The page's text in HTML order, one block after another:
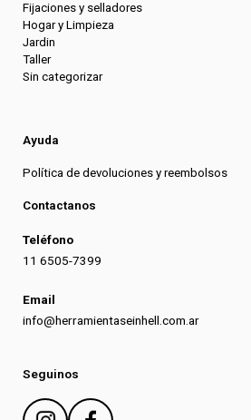
Fijaciones y selladores
Hogar y Limpieza
Jardin
Taller
Sin categorizar
Ayuda
Política de devoluciones y reembolsos
Contactanos
Teléfono
11 6505-7399
Email
info@herramientaseinhell.com.ar
Seguinos